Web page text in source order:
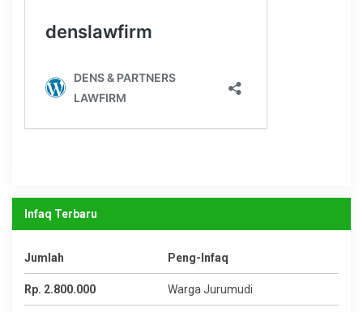
Infaq Terbaru
Jumlah Peng-Infaq
Rp. 2.800.000 Warga Jurumudi